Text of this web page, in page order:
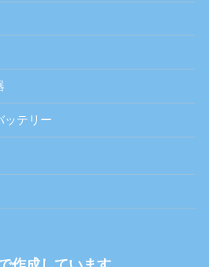
ッテリー